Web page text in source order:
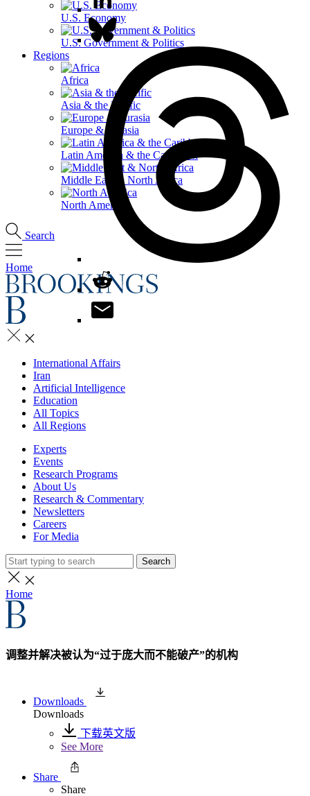
U.S. Economy
U.S. Government & Politics
Regions
Africa
Asia & the Pacific
Europe & Eurasia
Latin America & the Caribbean
Middle East & North Africa
North America
Search
Home
International Affairs
Iran
Artificial Intelligence
Education
All Topics
All Regions
Experts
Events
Research Programs
About Us
Research & Commentary
Newsletters
Careers
For Media
Search
Home
调整并解决被认为“过于庞大而不能破产”的机构
Downloads
Downloads
下载英文版
See More
Share
Share